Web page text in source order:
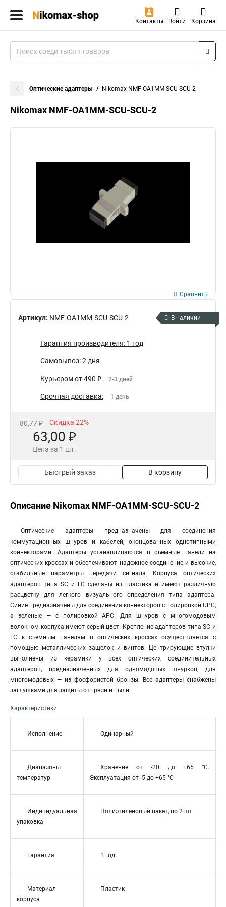
Контакты Войти Корзина
Оптические адаптеры Nikomax NMF-OA1MM-SCU-SCU-2
Nikomax NMF-OA1MM-SCU-SCU-2
Артикул: NMF-OA1MM-SCU-SCU-2
Сравнить
В наличии
Гарантия производителя: 1 год
Самовывоз: 2 дня
Курьером от 490 ₽ 2-3 дней
Срочная доставка: 1 день
80,77 ₽ Скидка 22%
63,00 ₽
Цена за 1 шт.
Быстрый заказ В корзину
Описание Nikomax NMF-OA1MM-SCU-SCU-2
Оптические адаптеры предназначены для соединения
коммутационных шнуров и кабелей, оконцованных однотипными
коннекторами. Адаптеры устанавливаются в съемные панели на
оптических кроссах и обеспечивают надежное соединение и высокие,
стабильные параметры передачи сигнала. Корпуса оптических
адаптеров типа SC и LC сделаны из пластика и имеют различную
расцветку для легкого визуального определения типа адаптера.
Синие предназначены для соединения коннекторов с полировкой UPC,
а зеленые — с полировкой APC. Для шнуров с многомодовым
волокном корпуса имеют серый цвет. Крепление адаптеров типа SC и
LC к съемным панелям в оптических кроссах осуществляется с
помощью металлических защелок и винтов. Центрирующие втулки
выполнены из керамики у всех оптических соединительных
адаптеров, предназначенных для одномодовых шнурков, для
многомодовых — из фосфористой бронзы. Все адаптеры снабжены
заглушками для защиты от грязи и пыли.
Характеристики
Исполнение Одинарный
Диапазоны
температур
Хранение от -20 до +65 °C.
Эксплуатация от -5 до +65 °C
Индивидуальная
упаковка
Полиэтиленовый пакет, по 2 шт.
Гарантия 1 год
Материал
корпуса
Пластик